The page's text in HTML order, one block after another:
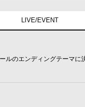
LIVE/EVENT
ルのエンディングテーマに